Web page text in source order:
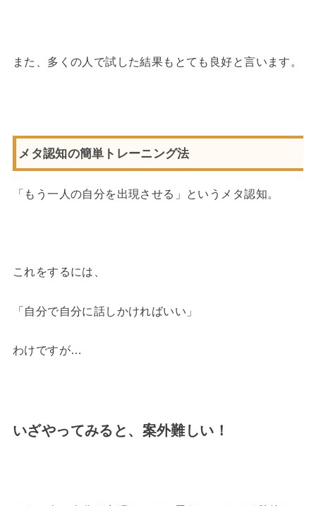
また、多くの人で試した結果もとても良好と言います。
メタ認知の簡単トレーニング法
「もう一人の自分を出現させる」というメタ認知。
これをするには、
「自分で自分に話しかければいい」
わけですが…
いざやってみると、案外難しい！